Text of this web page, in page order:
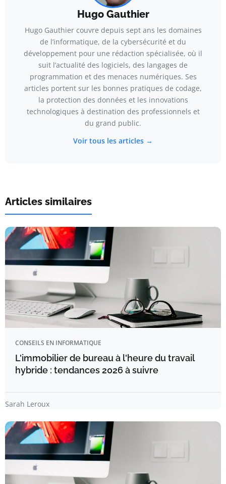
Hugo Gauthier
Hugo Gauthier couvre depuis sept ans les domaines
de l’informatique, de la cybersécurité et du
développement pour une rédaction spécialisée, où il
suit l’actualité des logiciels, des langages de
programmation et des menaces numériques. Ses
articles portent sur les bonnes pratiques de codage,
la protection des données et les innovations
technologiques à destination des professionnels et
du grand public.
Voir tous les articles →
Articles similaires
CONSEILS EN INFORMATIQUE
L'immobilier de bureau à l'heure du travail
hybride : tendances 2026 à suivre
Sarah Leroux